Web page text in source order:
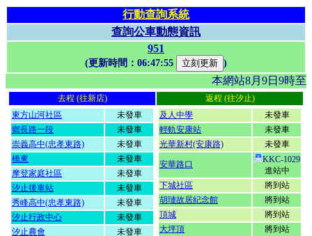
行動查詢系統
查詢公車動態資訊
951
(更新時間： 06:47:55 )
本網站8月9日9時
去程 (往新店)
返程 (往汐止)
東方山河社區
未發車
鄉長路一段
未發車
崇義高中(忠孝東路)
未發車
橋東
未發車
摩登家庭社區
未發車
汐止後車站
未發車
秀峰高中(忠孝東路)
未發車
汐止行政中心
未發車
汐止農會
未發車
及人中學
未發車
輕軌安康站
未發車
光華新村(安康路)
未發車
安華路口
KKC-1029
進站中
下城社區
將到站
胡璉故居紀念館
將到站
頂城
將到站
大坪頂
將到站